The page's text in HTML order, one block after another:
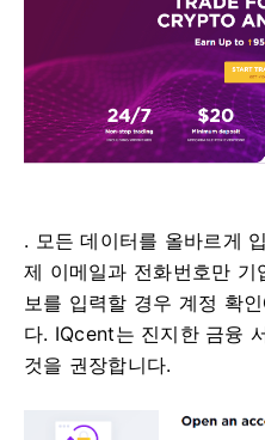
. 모든 데이터를 올바르게
제 이메일과 전화번호만 기
보를 입력할 경우 계정 확
다. IQcent는 진지한 금융
것을 권장합니다.